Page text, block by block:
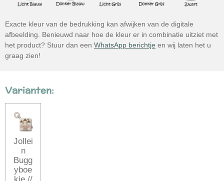
Exacte kleur van de bedrukking kan afwijken van de digitale
afbeelding. Benieuwd naar hoe de kleur er in combinatie uitziet met
het product? Stuur dan een WhatsApp berichtje en wij laten het u
graag zien!
Varianten:
Jollei
n
Bugg
yboe
kje //